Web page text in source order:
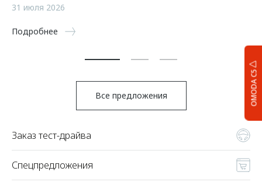
OMODA C5
31 июля 2026
Подробнее
Все предложения
Заказ тест-драйва
Спецпредложения